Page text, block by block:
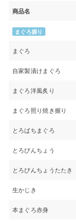
商品名
まぐろ握り
まぐろ
自家製漬けまぐろ
まぐろ洋風炙り
まぐろ照り焼き握り
とろばちまぐろ
とろびんちょう
とろびんちょうたたき
生かじき
本まぐろ赤身